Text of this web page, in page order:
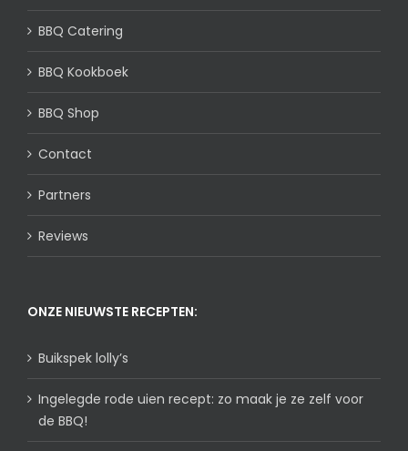
BBQ Catering
BBQ Kookboek
BBQ Shop
Contact
Partners
Reviews
ONZE NIEUWSTE RECEPTEN:
Buikspek lolly’s
Ingelegde rode uien recept: zo maak je ze zelf voor
de BBQ!